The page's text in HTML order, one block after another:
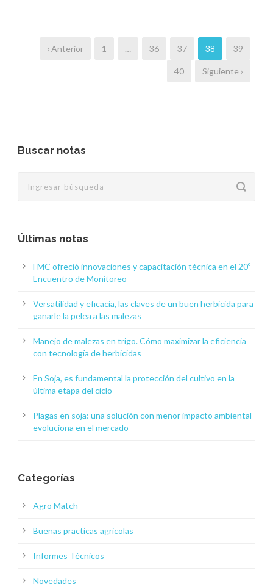
‹ Anterior 1 … 36 37 38 39
40 Siguiente ›
Buscar notas
Últimas notas
FMC ofreció innovaciones y capacitación técnica en el 20º
Encuentro de Monitoreo
Versatilidad y eficacia, las claves de un buen herbicida para
ganarle la pelea a las malezas
Manejo de malezas en trigo. Cómo maximizar la eficiencia
con tecnología de herbicidas
En Soja, es fundamental la protección del cultivo en la
última etapa del ciclo
Plagas en soja: una solución con menor impacto ambiental
evoluciona en el mercado
Categorías
Agro Match
Buenas practicas agricolas
Informes Técnicos
Novedades